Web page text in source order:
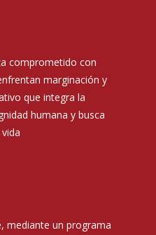
comprometido con
marginación y
que integra la
humana y busca
mediante un programa